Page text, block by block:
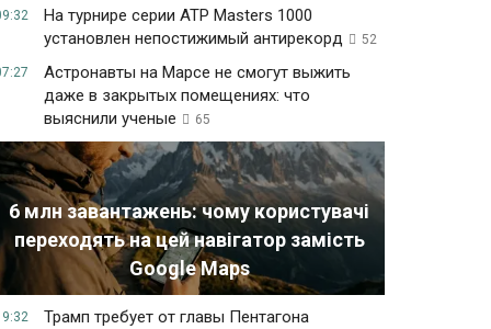
На турнире серии ATP Masters 1000
установлен непостижимый антирекорд
52
Астронавты на Марсе не смогут выжить
даже в закрытых помещениях: что
выяснили ученые
65
6 млн завантажень: чому користувачі
переходять на цей навігатор замість
Google Maps
Трамп требует от главы Пентагона